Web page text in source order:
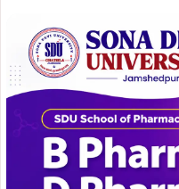
इस शुभ अवसर पर मुख्य
सदस्य तथा खरसवां